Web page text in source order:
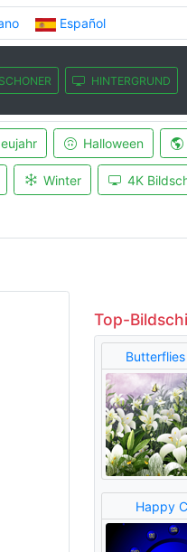
Español
HINTERGRUND
Halloween
Winter 4K
Top-
Happy